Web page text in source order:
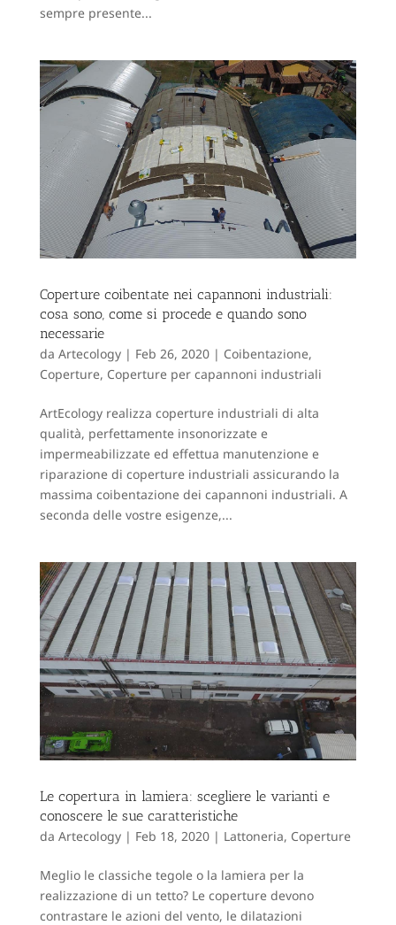
sempre presente...
Coperture coibentate nei capannoni industriali:
cosa sono, come si procede e quando sono
necessarie
da Artecology| Feb 26, 2020| Coibentazione,
Coperture, Coperture per capannoni industriali
ArtEcology realizza coperture industriali di alta
qualità, perfettamente insonorizzate e
impermeabilizzate ed effettua manutenzione e
riparazione di coperture industriali assicurando la
massima coibentazione dei capannoni industriali. A
seconda delle vostre esigenze,...
Le copertura in lamiera: scegliere le varianti e
conoscere le sue caratteristiche
da Artecology| Feb 18, 2020| Lattoneria, Coperture
Meglio le classiche tegole o la lamiera per la
realizzazione di un tetto? Le coperture devono
contrastare le azioni del vento, le dilatazioni